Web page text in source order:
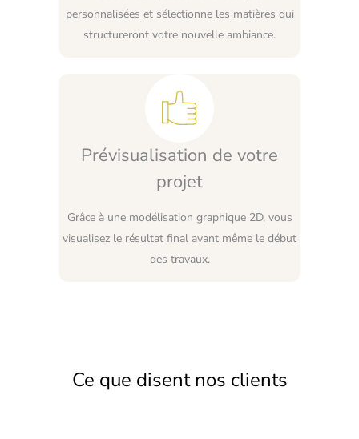
personnalisées et sélectionne les matières qui
structureront votre nouvelle ambiance.
Prévisualisation de votre
projet
Grâce à une modélisation graphique 2D, vous
visualisez le résultat final avant même le début
des travaux.
Ce que disent nos clients